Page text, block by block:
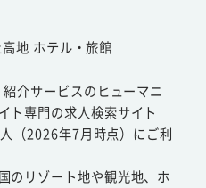
高地 ホテル・旅館
介サービスのヒューマニ
ト専門の求人検索サイト
（2026年7月時点）にご利
のリゾート地や観光地、ホ